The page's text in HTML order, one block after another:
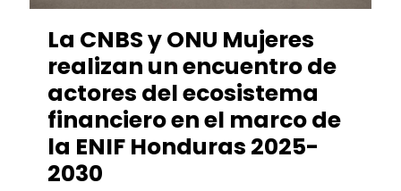
La CNBS y ONU Mujeres
realizan un encuentro de
actores del ecosistema
financiero en el marco de
la ENIF Honduras 2025-
2030